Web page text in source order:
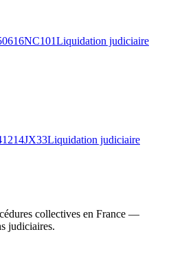
Liquidation judiciaire
Liquidation judiciaire
collectives en France —
judiciaires.